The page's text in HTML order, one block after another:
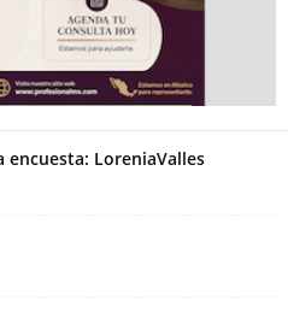
encuesta: LoreniaValles